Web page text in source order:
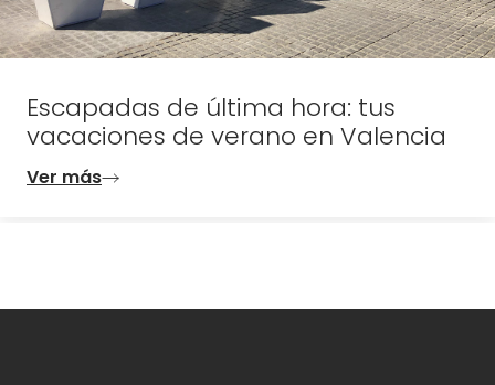
Escapadas de última hora: tus
vacaciones de verano en Valencia
Ver más